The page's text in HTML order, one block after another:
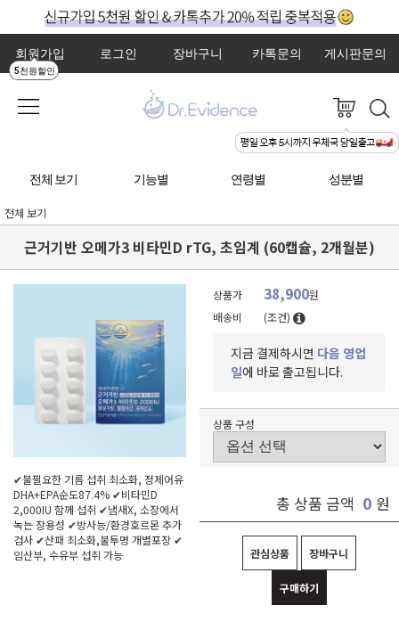
회원가입
5천원할인
로그인 장바구니 카톡문의 게시판문의
전체 보기 기능별 연령별 성분별
전체 보기
근거기반 오메가3 비타민D rTG, 초임계 (60캡슐, 2개월분)
✔불필요한 기름 섭취 최소화, 정제어유
DHA+EPA순도87.4% ✔비타민D
2,000IU 함께 섭취 ✔냄새X, 소장에서
녹는 장용성 ✔방사능/환경호르몬 추가
검사 ✔산패 최소화,불투명 개별포장 ✔
임산부, 수유부 섭취 가능
상품가 38,900원
배송비
(조건)
지금 결제하시면 다음 영업
일에 바로 출고됩니다.
상품 구성
총 상품 금액 0 원
관심상품 장바구니
구매하기